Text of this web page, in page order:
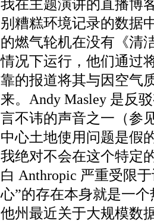
我在主题演讲的直播博
别糟糕环境记录的数据
的燃气轮机在没有《清
情况下运行，他们通过
靠的报道将其与因空气
来。Andy Masley 是反
言不讳的声音之一（参
中心土地使用问题是假
我绝对不会在这个特定
白 Anthropic 严重受限
心”的存在本身就是一
他州最近关于大规模数